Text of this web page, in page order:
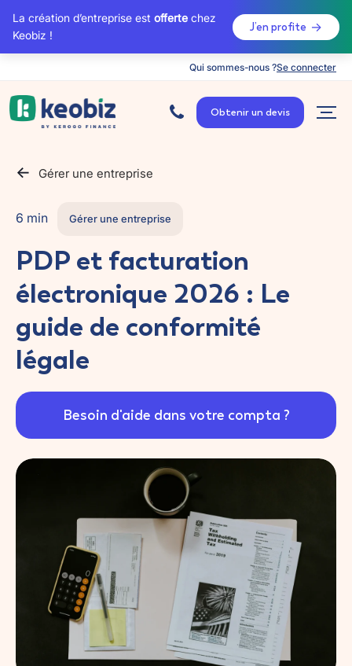
La création d’entreprise est offerte chez
Keobiz !
J’en profite
Qui sommes-nous ?Se connecter
c
c
u
Obtenir un devis
Gérer une entreprise
6 min Gérer une entreprise
PDP et facturation
électronique 2026 : Le
guide de conformité
légale
Besoin d'aide dans votre compta ?